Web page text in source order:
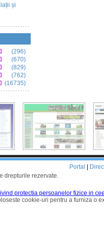
și
(296)
(670)
(829)
(762)
(16735)
drepturile rezervate.
Portal
protectia persoanelor fizice in
cookie-uri pentru a furniza o